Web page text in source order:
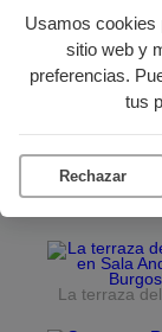
Usamos cookies
sitio web y
preferencias.
tus
Rechazar
Planes en
La terraza